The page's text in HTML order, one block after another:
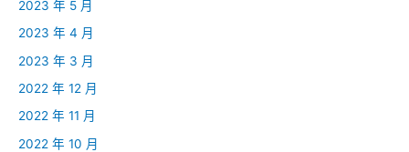
2023 年 5 月
2023 年 4 月
2023 年 3 月
2022 年 12 月
2022 年 11 月
2022 年 10 月